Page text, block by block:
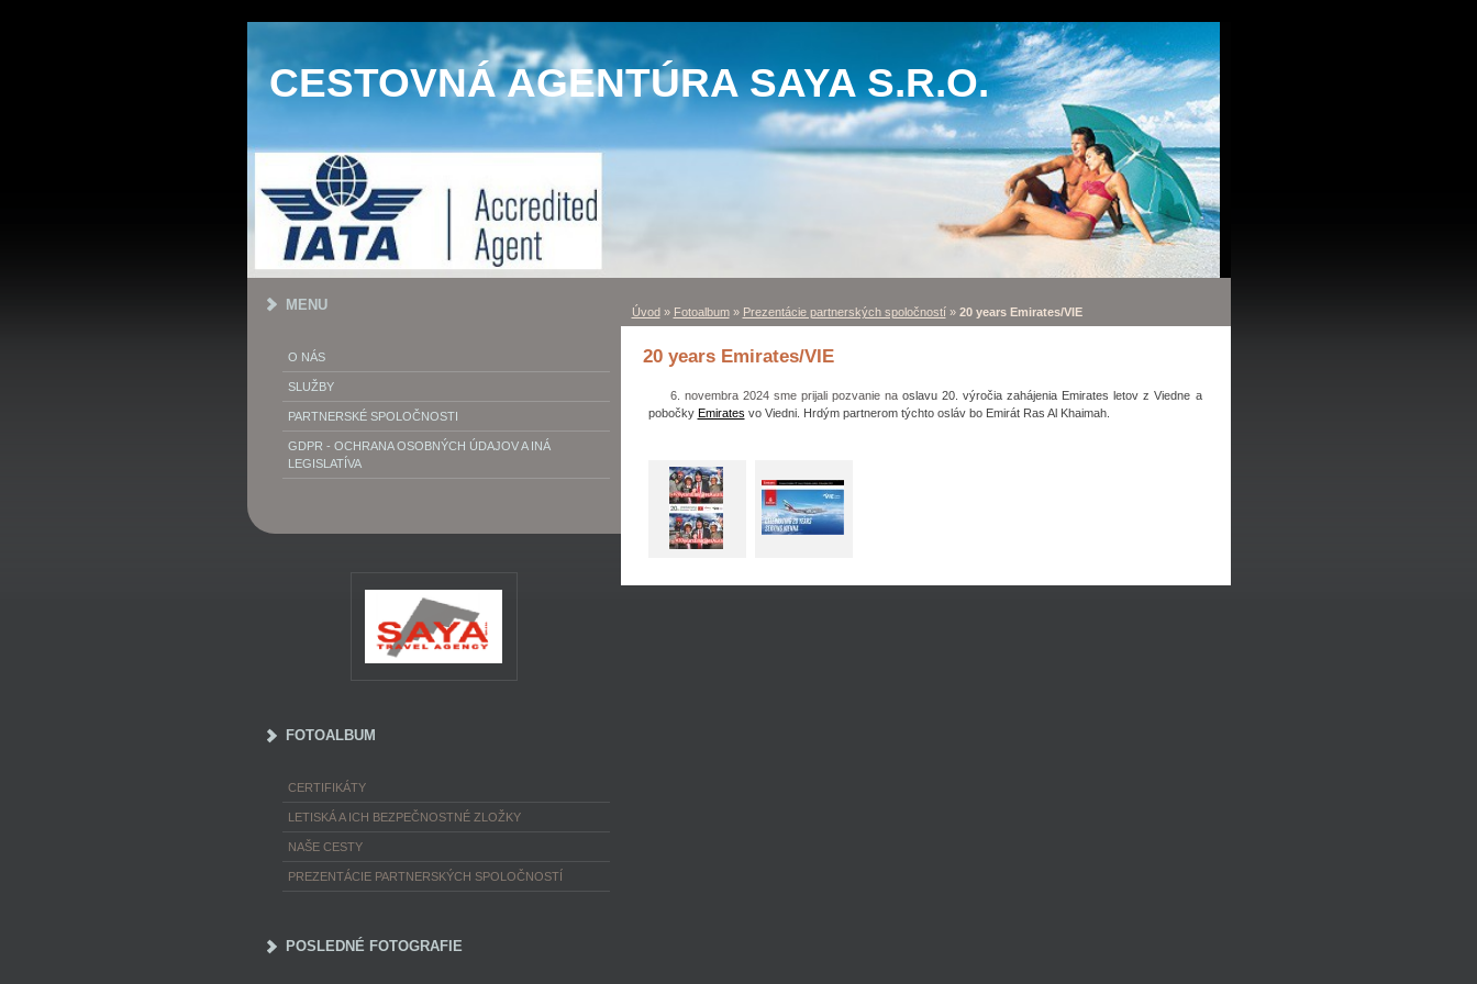
CESTOVNÁ AGENTÚRA SAYA S.R.O.
Úvod» Fotoalbum» Prezentácie partnerských spoločností» 20 years Emirates/VIE
20 years Emirates/VIE
6. novembra 2024 sme prijali pozvanie naoslavu 20. výročia zahájenia Emirates letov z Viedne a
pobočky Emirates vo Viedni. Hrdým partnerom týchto osláv bo Emirát Ras Al Khaimah.
MENU
O NÁS
SLUŽBY
PARTNERSKÉ SPOLOČNOSTI
GDPR - OCHRANA OSOBNÝCH ÚDAJOV A INÁ
LEGISLATÍVA
FOTOALBUM
CERTIFIKÁTY
LETISKÁ A ICH BEZPEČNOSTNÉ ZLOŽKY
NAŠE CESTY
PREZENTÁCIE PARTNERSKÝCH SPOLOČNOSTÍ
POSLEDNÉ FOTOGRAFIE